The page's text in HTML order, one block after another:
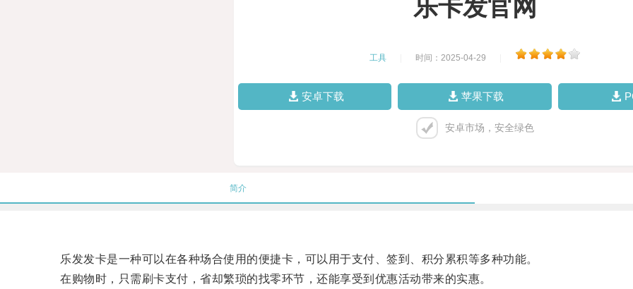
乐卡发官网
工具 时间：2025-04-29
安卓下载 苹果下载
安卓市场，安全绿色
简介
乐发发卡是一种可以在各种场合使用的便捷卡，可以用于支付、签到、积分累积等多种功能。
在购物时，只需刷卡支付，省却繁琐的找零环节，还能享受到优惠活动带来的实惠。